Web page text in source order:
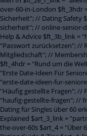
over-60-in-London $ft_3hdr
Sicherheit"; // Dating Safety
sicherheit"; // online-senior-
Help & Advice $ft_3b_link =
"Passwort zurücksetzen"; //
Mitgliedschaft"; //
$ft_4hdr = "Rund um die
"Erste Date-Ideen Für
"erste-date-ideen-fur-
"Häufig gestellte Fragen"; //
"haufig-gestellte-fragen"; //
Dating für Singles über 60
Explained $art_3_link =
the-over-60s $art_4 = "Über